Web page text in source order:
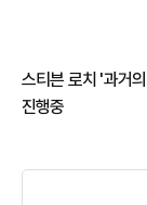
스티븐 로치 '과거
진행중